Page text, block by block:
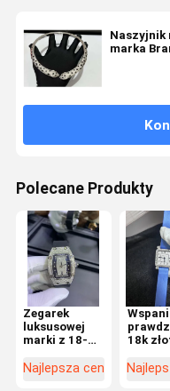
Naszyjnik
marka
Polecane Produkty
Zegarek
luksusowej
marki z 18-
złota
Najlepsza cena
18k